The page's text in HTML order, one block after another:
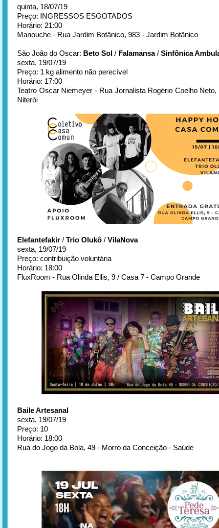
quinta, 18/07/19
Preço: INGRESSOS ESGOTADOS
Horário: 21:00
Manouche - Rua Jardim Botânico, 983 - Jardim Botânico
São João do Oscar: Beto Sol / Falamansa/ Sinfônica
sexta, 19/07/19
Preço: 1 kg alimento não perecível
Horário: 17:00
Teatro Oscar Niemeyer - Rua Jornalista Rogério Coelho
Niterói
Elefantefakir / Trio Olukô / VilaNova
sexta, 19/07/19
Preço: contribuição voluntária
Horário: 18:00
FluxRoom - Rua Olinda Ellis, 9 / Casa 7 - Campo Grande
Baile Artesanal
sexta, 19/07/19
Preço: 10
Horário: 18:00
Rua do Jogo da Bola, 49 - Morro da Conceição - Saúde